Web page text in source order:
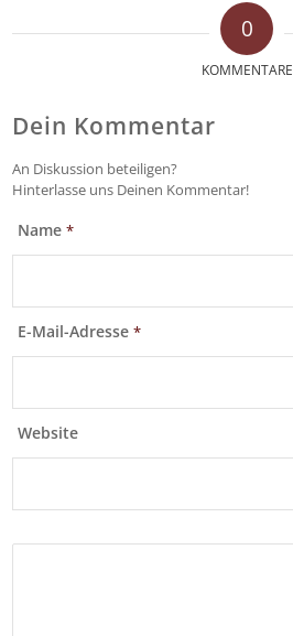
0
KOMMENTARE
Dein Kommentar
An Diskussion beteiligen?
Hinterlasse uns Deinen Kommentar!
Name*
E-Mail-Adresse*
Website